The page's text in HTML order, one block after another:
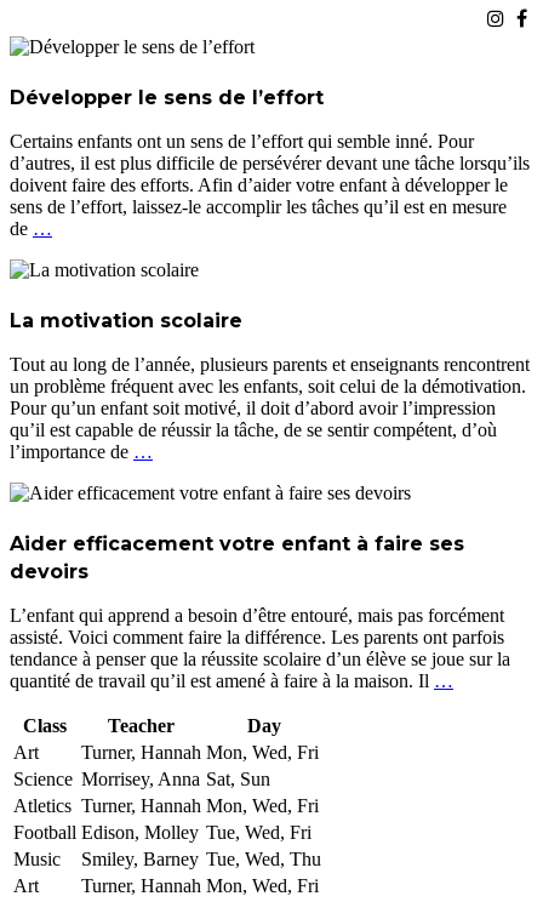
Développer le sens de l’effort
Certains enfants ont un sens de l’effort qui semble inné. Pour
d’autres, il est plus difficile de persévérer devant une tâche lorsqu’ils
doivent faire des efforts. Afin d’aider votre enfant à développer le
sens de l’effort, laissez-le accomplir les tâches qu’il est en mesure
de …
La motivation scolaire
Tout au long de l’année, plusieurs parents et enseignants rencontrent
un problème fréquent avec les enfants, soit celui de la démotivation.
Pour qu’un enfant soit motivé, il doit d’abord avoir l’impression
qu’il est capable de réussir la tâche, de se sentir compétent, d’où
l’importance de …
Aider efficacement votre enfant à faire ses
devoirs
L’enfant qui apprend a besoin d’être entouré, mais pas forcément
assisté. Voici comment faire la différence. Les parents ont parfois
tendance à penser que la réussite scolaire d’un élève se joue sur la
quantité de travail qu’il est amené à faire à la maison. Il …
Class Teacher
Day
Art
Turner, Hannah Mon, Wed, Fri
Science Morrisey, Anna Sat, Sun
Atletics Turner, Hannah Mon, Wed, Fri
Football Edison, Molley Tue, Wed, Fri
Music
Smiley, Barney Tue, Wed, Thu
Art
Turner, Hannah Mon, Wed, Fri